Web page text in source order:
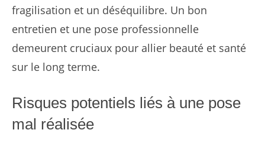
fragilisation et un déséquilibre. Un bon
entretien et une pose professionnelle
demeurent cruciaux pour allier beauté et santé
sur le long terme.
Risques potentiels liés à une pose
mal réalisée